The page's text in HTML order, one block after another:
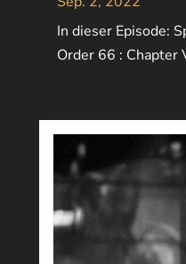
In dieser Episode:
Order 66 : Chapter